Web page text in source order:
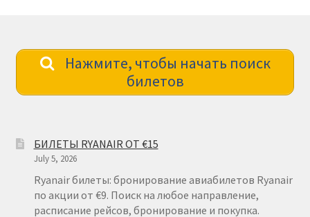
Нажмите, чтобы начать поиск
билетов
БИЛЕТЫ RYANAIR ОТ €15
July 5, 2026
Ryanair билеты: бронирование авиабилетов Ryanair
по акции от €9. Поиск на любое направление,
расписание рейсов, бронирование и покупка.